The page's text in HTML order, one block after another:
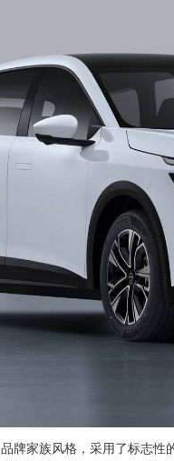
牌家族风格，采用了标志